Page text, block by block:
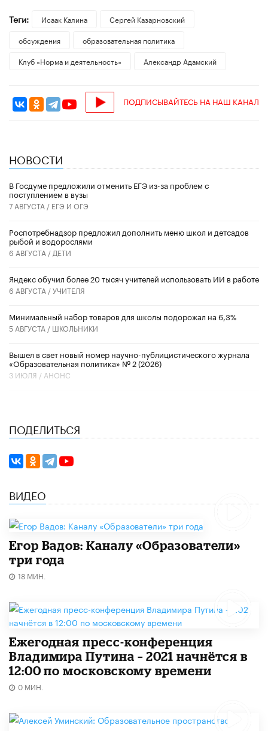
Теги: Исаак Калина
Сергей Казарновский
обсуждения
образовательная политика
Клуб «Норма и деятельность»
Александр Адамский
ПОДПИСЫВАЙТЕСЬ НА НАШ КАНАЛ
НОВОСТИ
В Госдуме предложили отменить ЕГЭ из-за проблем с
поступлением в вузы
7 АВГУСТА / ЕГЭ И ОГЭ
Роспотребнадзор предложил дополнить меню школ и детсадов
рыбой и водорослями
6 АВГУСТА / ДЕТИ
​Яндекс обучил более 20 тысяч учителей использовать ИИ в работе
6 АВГУСТА /УЧИТЕЛЯ
Минимальный набор товаров для школы подорожал на 6,3%
5 АВГУСТА / ШКОЛЬНИКИ
Вышел в свет новый номер научно-публицистического журнала
«Образовательная политика» № 2 (2026)
3 ИЮЛЯ / АНОНС
ПОДЕЛИТЬСЯ
ВИДЕО
Егор Вадов: Каналу «Образователи»
три года
18 МИН.
Ежегодная пресс-конференция
Владимира Путина – 2021 начнётся в
12:00 по московскому времени
0 МИН.